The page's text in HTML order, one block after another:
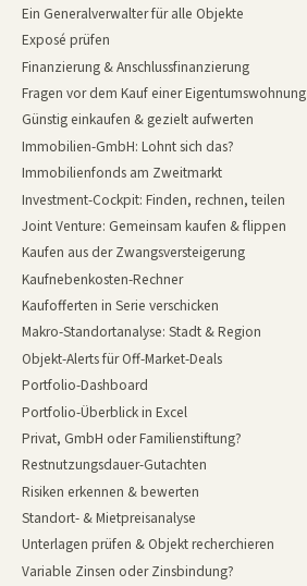
Ein Generalverwalter für alle Objekte
Exposé prüfen
Finanzierung & Anschlussfinanzierung
Fragen vor dem Kauf einer Eigentumswohnung
Günstig einkaufen & gezielt aufwerten
Immobilien-GmbH: Lohnt sich das?
Immobilienfonds am Zweitmarkt
Investment-Cockpit: Finden, rechnen, teilen
Joint Venture: Gemeinsam kaufen & flippen
Kaufen aus der Zwangsversteigerung
Kaufnebenkosten-Rechner
Kaufofferten in Serie verschicken
Makro-Standortanalyse: Stadt & Region
Objekt-Alerts für Off-Market-Deals
Portfolio-Dashboard
Portfolio-Überblick in Excel
Privat, GmbH oder Familienstiftung?
Restnutzungsdauer-Gutachten
Risiken erkennen & bewerten
Standort- & Mietpreisanalyse
Unterlagen prüfen & Objekt recherchieren
Variable Zinsen oder Zinsbindung?